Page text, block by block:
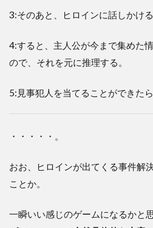
3:そのあと、ヒロインに話しかける
4:すると、主人公が今まで集めた
ので、それを元に推理する。
5:見事犯人を当てることができた
・・・・・。
おお、ヒロインが出てくる事件解
ことか。
一瞬いい感じのゲームになるかと思